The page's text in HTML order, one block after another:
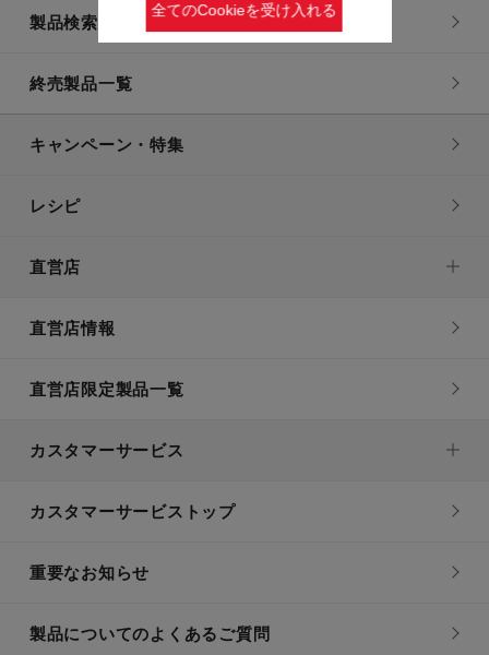
製品検索一覧
終売製品一覧
キャンペーン・特集
レシピ
直営店
直営店情報
直営店限定製品一覧
カスタマーサービス
カスタマーサービストップ
重要なお知らせ
製品についてのよくあるご質問
全てのCookieを受け入れる